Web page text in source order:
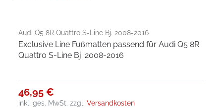
Audi Q5 8R Quattro S-Line Bj. 2008-2016
Exclusive Line Fußmatten passend für Audi Q5 8R
Quattro S-Line Bj. 2008-2016
46,95 €
inkl. ges. MwSt. zzgl.Versandkosten